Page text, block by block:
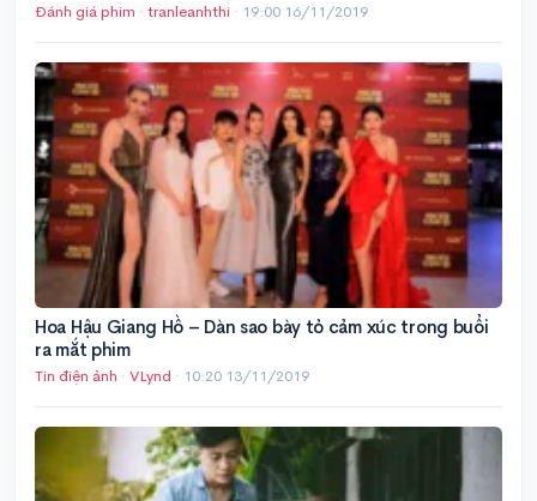
Đánh giá phim · tranleanhthi · 19:00 16/11/2019
Hoa Hậu Giang Hồ – Dàn sao bày tỏ cảm xúc trong buổi
ra mắt phim
Tin điện ảnh · VLynd · 10:20 13/11/2019